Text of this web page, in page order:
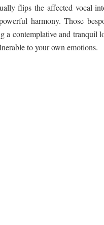
flips the affected vocal
harmony. Those
a contemplative and tranquil
to your own emotions.